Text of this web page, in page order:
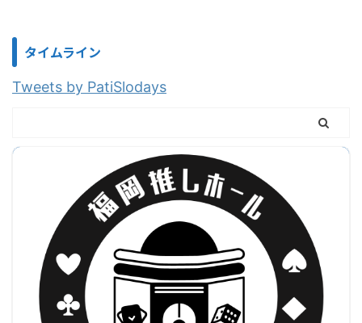
タイムライン
Tweets by PatiSlodays